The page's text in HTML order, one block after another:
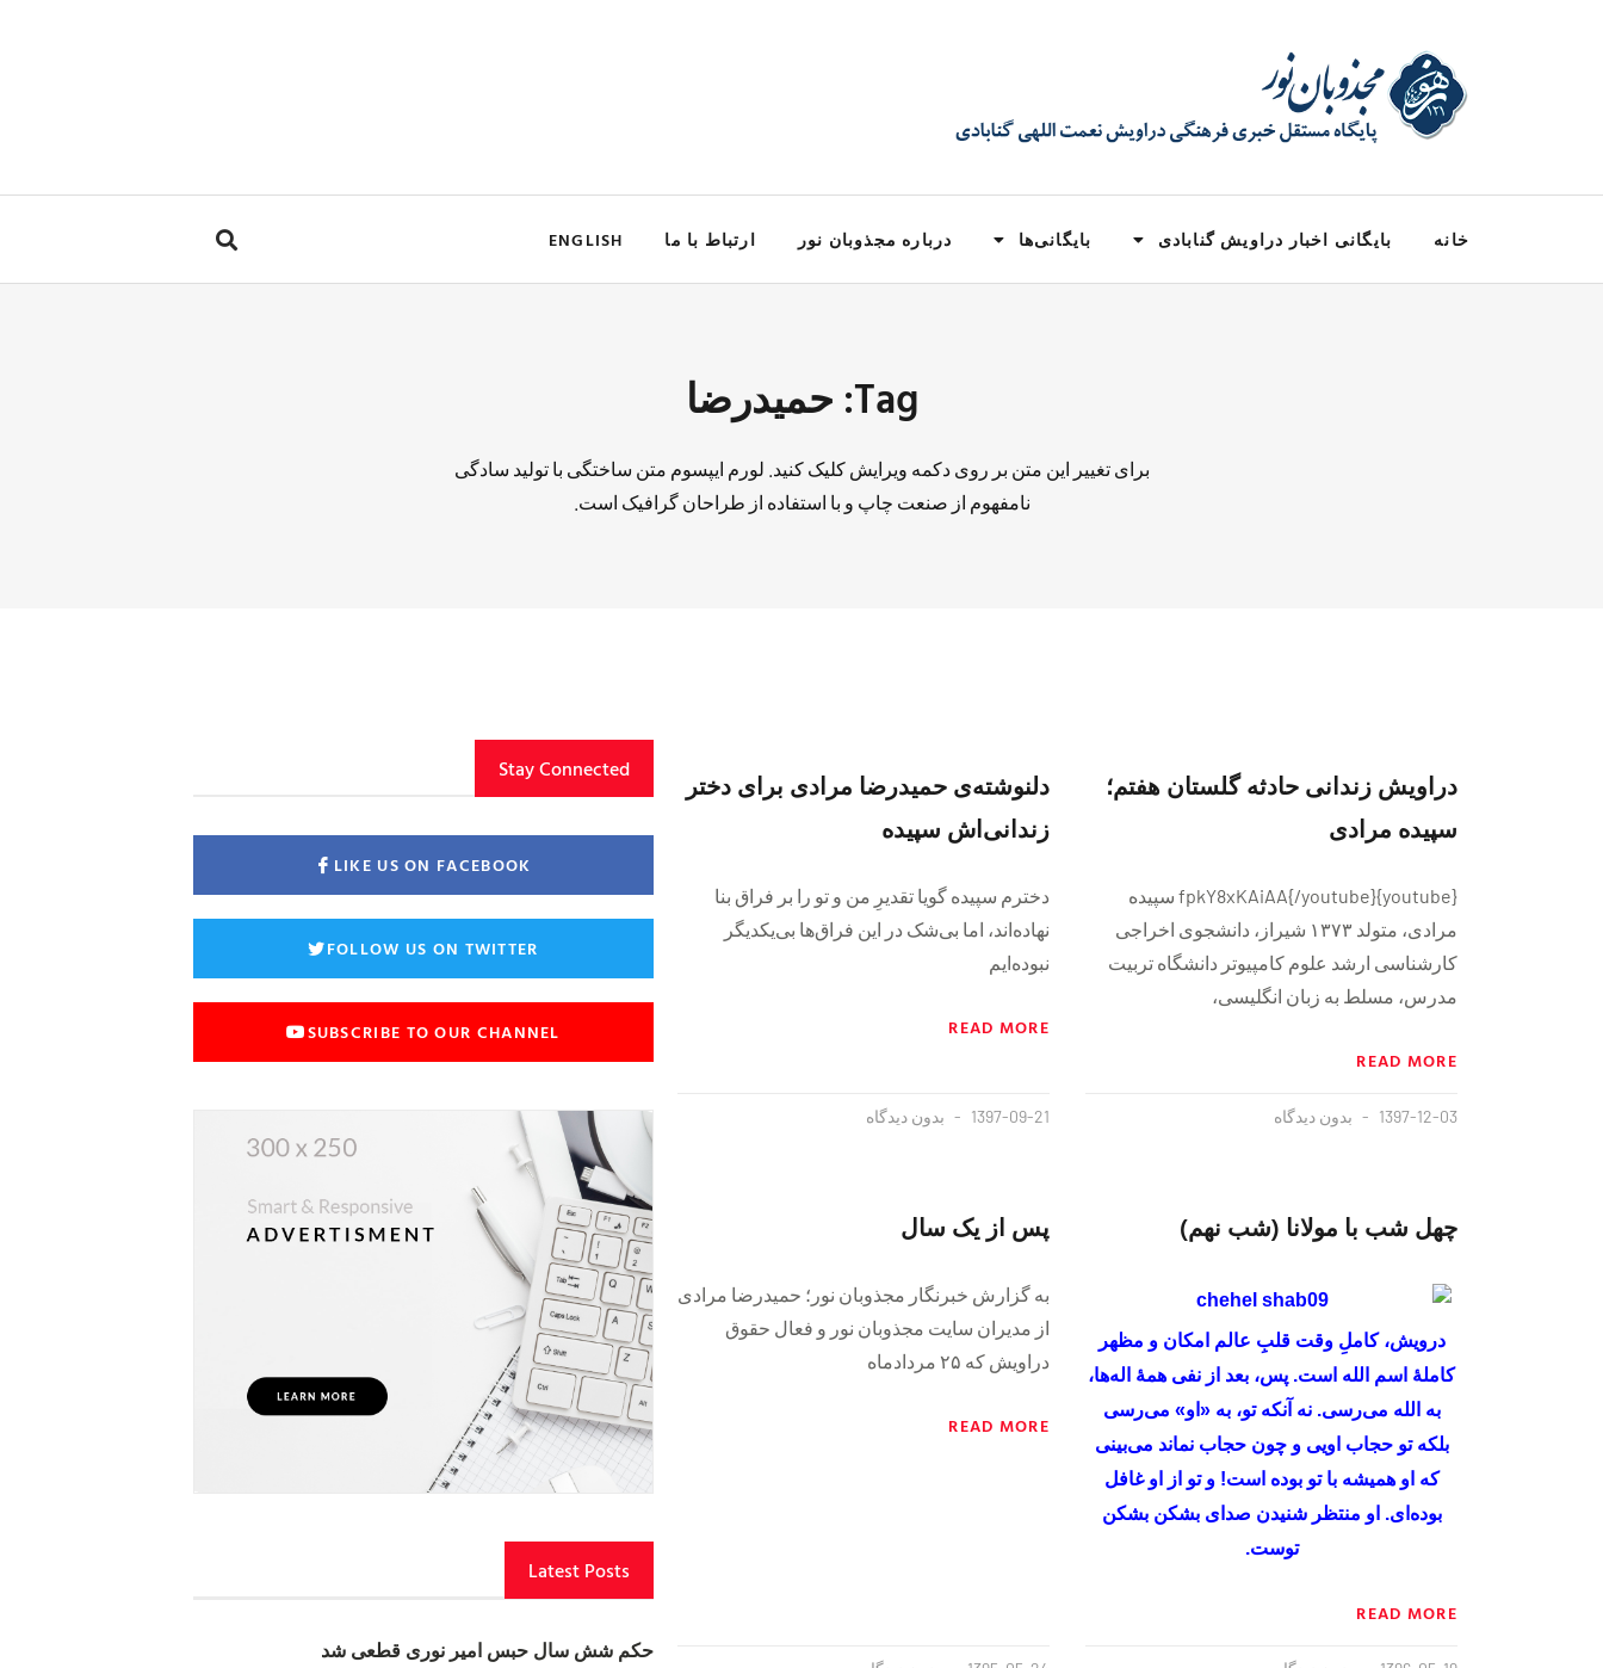
خانه بایگانی اخبار دراویش گنابادی بایگانی‌ها درباره مجذوبان نور ارتباط با ما ENGLISH
Tag: حمیدرضا
برای تغییر این متن بر روی دکمه ویرایش کلیک کنید. لورم ایپسوم متن ساختگی با تولید سادگی
نامفهوم از صنعت چاپ و با استفاده از طراحان گرافیک است.
دراویش زندانی حادثه گلستان هفتم؛
سپیده مرادی
{youtube}fpkY8xKAiAA{/youtube} سپیده
مرادی، متولد ۱۳۷۳ شیراز، دانشجوی اخراجی
کارشناسی ارشد علوم کامپیوتر دانشگاه تربیت
مدرس، مسلط به زبان‌ انگلیسی،
READ MORE
1397-12-03 بدون دیدگاه
دلنوشته‌ی حمیدرضا مرادی برای دختر
زندانی‌اش سپیده
دخترم سپيده گویا تقدیرِ من و تو را بر فراق بنا
نهاده‌اند، اما بی‌شک در این فراق‌ها بی‌یکدیگر
نبوده‌ایم
READ MORE
1397-09-21 بدون دیدگاه
چهل شب با مولانا (شب نهم)
درویش، کاملِ وقت قلبِ عالم امکان و مظهر
کاملهٔ اسم الله است. پس، بعد از نفی همهٔ اله‌ها،
به الله می‌رسی. نه آنکه تو، به «او» می‌رسی
بلکه تو حجاب اویی و چون حجاب نماند می‌بینی
که او همیشه با تو بوده است! و تو از او غافل
بوده‌ای. او منتظر شنیدن صدای بشکن بشکن
توست.
READ MORE
پس از یک سال
به گزارش خبرنگار مجذوبان نور؛ حمیدرضا مرادی
از مدیران سایت مجذوبان نور و فعال حقوق
دراویش که ۲۵ مردادماه
READ MORE
Stay Connected
LIKE US ON FACEBOOK
FOLLOW US ON TWITTER
SUBSCRIBE TO OUR CHANNEL
Latest Posts
حکم شش سال حبس امیر نوری قطعی شد